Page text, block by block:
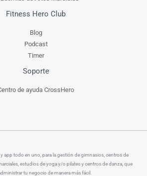
Fitness Hero Club
Blog
Podcast
Timer
Soporte
de ayuda CrossHero
app todo en uno, para la gestión de gimnasios, centros de
estudios de yoga y/o pilates y centros de danza, que
tu negocio de manera más fácil.